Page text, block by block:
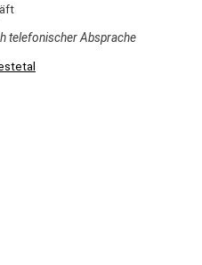
telefonischer Absprache